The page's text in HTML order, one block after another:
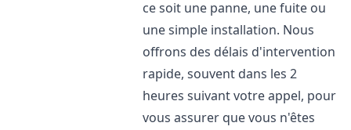
ce soit une panne, une fuite ou
une simple installation. Nous
offrons des délais d'intervention
rapide, souvent dans les 2
heures suivant votre appel, pour
vous assurer que vous n'êtes